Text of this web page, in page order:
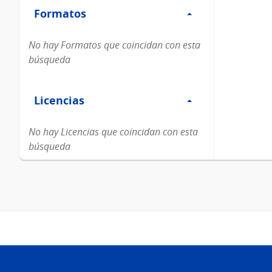
Formatos
Formatos
No hay Formatos que coincidan con esta
búsqueda
Licencias
Licencias
No hay Licencias que coincidan con esta
búsqueda